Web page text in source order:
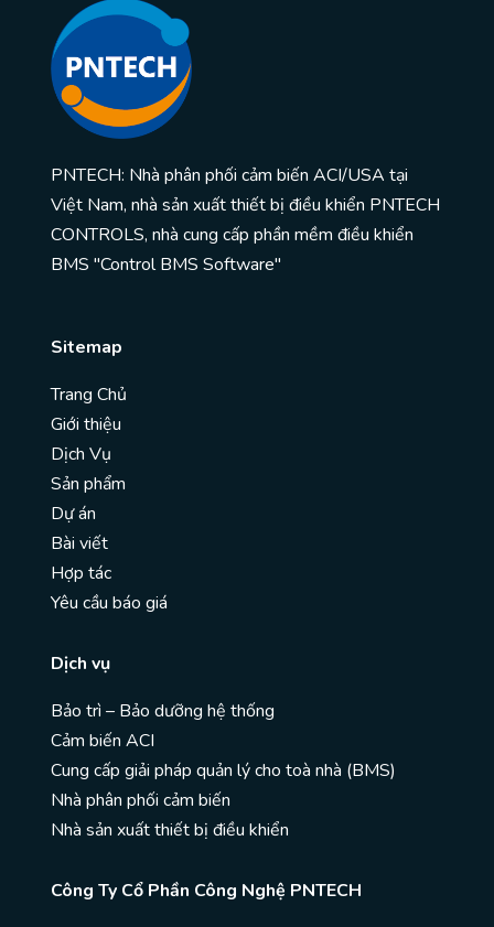
PNTECH: Nhà phân phối cảm biến ACI/USA tại
Việt Nam, nhà sản xuất thiết bị điều khiển PNTECH
CONTROLS, nhà cung cấp phần mềm điều khiển
BMS "Control BMS Software"
Sitemap
Trang Chủ
Giới thiệu
Dịch Vụ
Sản phẩm
Dự án
Bài viết
Hợp tác
Yêu cầu báo giá
Dịch vụ
Bảo trì – Bảo dưỡng hệ thống
Cảm biến ACI
Cung cấp giải pháp quản lý cho toà nhà (BMS)
Nhà phân phối cảm biến
Nhà sản xuất thiết bị điều khiển
Công Ty Cổ Phần Công Nghệ PNTECH